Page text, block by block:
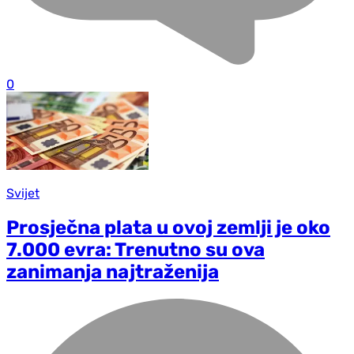
0
Svijet
Prosječna plata u ovoj zemlji je oko
7.000 evra: Trenutno su ova
zanimanja najtraženija